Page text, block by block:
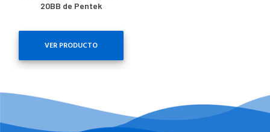
20BB de Pentek
VER PRODUCTO